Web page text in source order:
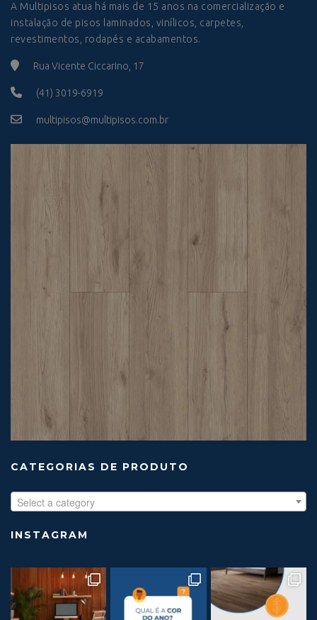
A Multipisos atua há mais de 15 anos na comercialização e
instalação de pisos laminados, vinílicos, carpetes,
revestimentos, rodapés e acabamentos.
Rua Vicente Ciccarino, 17
(41) 3019-6919
multipisos@multipisos.com.br
CATEGORIAS DE PRODUTO
Select a category
INSTAGRAM